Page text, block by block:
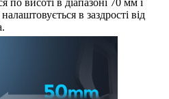
в заздрості від